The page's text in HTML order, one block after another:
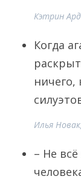
Кэтрин
Когда
ничего,
Илья
– Не